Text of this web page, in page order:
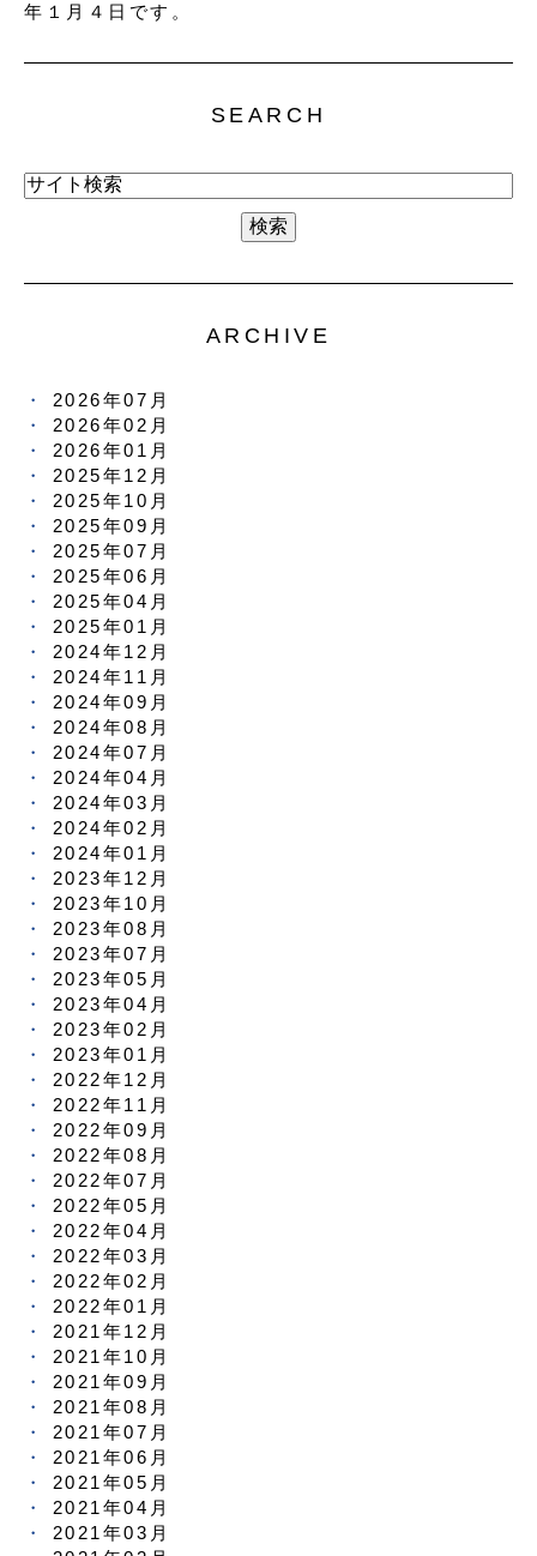
年１月４日です。
SEARCH
ARCHIVE
2026年07月
2026年02月
2026年01月
2025年12月
2025年10月
2025年09月
2025年07月
2025年06月
2025年04月
2025年01月
2024年12月
2024年11月
2024年09月
2024年08月
2024年07月
2024年04月
2024年03月
2024年02月
2024年01月
2023年12月
2023年10月
2023年08月
2023年07月
2023年05月
2023年04月
2023年02月
2023年01月
2022年12月
2022年11月
2022年09月
2022年08月
2022年07月
2022年05月
2022年04月
2022年03月
2022年02月
2022年01月
2021年12月
2021年10月
2021年09月
2021年08月
2021年07月
2021年06月
2021年05月
2021年04月
2021年03月